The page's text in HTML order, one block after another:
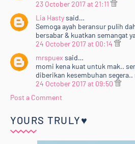
23 October 2017 at 21:11
Lia Hastysaid…
Semoga ayah beransur pulih
bersabar & kuatkan semangat
24 October 2017 at 00:14
mrspuex said…
momi kena kuat untuk mak..
diberikan kesembuhan segera..
24 October 2017 at 09:50
Post a Comment
YOURS TRULY♥